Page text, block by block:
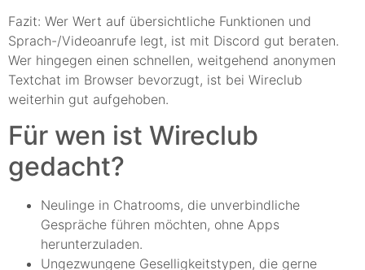
Fazit: Wer Wert auf übersichtliche Funktionen und
Sprach-/Videoanrufe legt, ist mit Discord gut beraten.
Wer hingegen einen schnellen, weitgehend anonymen
Textchat im Browser bevorzugt, ist bei Wireclub
weiterhin gut aufgehoben.
Für wen ist Wireclub
gedacht?
Neulinge in Chatrooms, die unverbindliche
Gespräche führen möchten, ohne Apps
herunterzuladen.
Ungezwungene Geselligkeitstypen, die gerne